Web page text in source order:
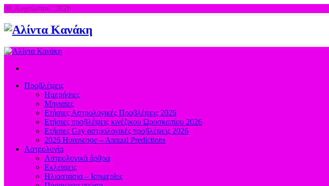
08 Αυγούστου, 2026
Προβλέψεις
Ημερήσιες
Μηνιαίες
Ετήσιες Αστρολογικές Προβλέψεις 2026
Ετήσιες προβλέψεις κινέζικου Ωροσκοπίου 2026
Ετήσιες Gay αστρολογικές προβλέψεις 2026
2026 Horoscope – Annual Predictions
Αστρολογία
Αστρολογικά άρθρα
Εκλείψεις
Ηλιοστάσια – Ισημερίες